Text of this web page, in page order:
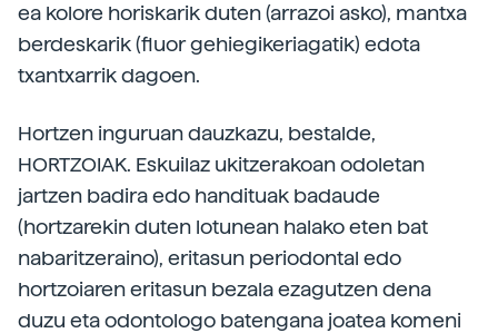
ea kolore horiskarik duten (arrazoi asko), mantxa
berdeskarik (fluor gehiegikeriagatik) edota
txantxarrik dagoen.
Hortzen inguruan dauzkazu, bestalde,
HORTZOIAK. Eskuilaz ukitzerakoan odoletan
jartzen badira edo handituak badaude
(hortzarekin duten lotunean halako eten bat
nabaritzeraino), eritasun periodontal edo
hortzoiaren eritasun bezala ezagutzen dena
duzu eta odontologo batengana joatea komeni